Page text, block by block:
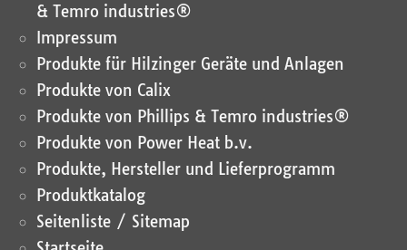
& Temro industries®
Impressum
Produkte für Hilzinger Geräte und Anlagen
Produkte von Calix
Produkte von Phillips & Temro industries®
Produkte von Power Heat b.v.
Produkte, Hersteller und Lieferprogramm
Produktkatalog
Seitenliste / Sitemap